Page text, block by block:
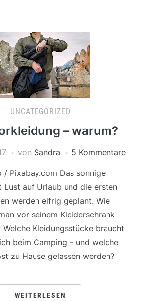
UNCATEGORIZED
– warum?
von Sandra 5 Kommentare
Pixabay.com Das sonnige
Lust auf Urlaub und die ersten
werden eifrig geplant. Wie
vor seinem Kleiderschrank
Welche Kleidungsstücke braucht
beim Camping – und welche
zu Hause gelassen werden?
WEITERLESEN